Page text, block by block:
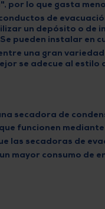
por lo que gasta
de
un depósito o de
pueden instalar en
una gran
se adecue al estilo
secadora de
funcionen
las secadoras de
mayor consumo de